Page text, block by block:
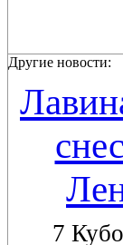
Другие новости:
7